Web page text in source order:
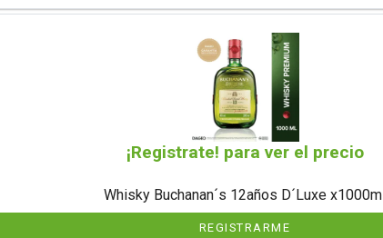
¡Registrate! para ver el precio
Whisky Buchanan´s 12años D´Luxe x1000ml
REGISTRARME